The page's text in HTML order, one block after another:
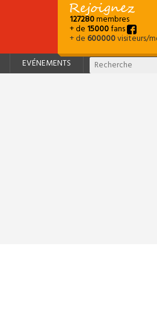
127280membres
+ de15000fans
+ de600000visiteurs/
EVÉNEMENTS